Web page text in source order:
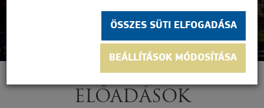
ELŐADÁSOK
ÖSSZES SÜTI ELFOGADÁSA
BEÁLLÍTÁSOK MÓDOSÍTÁSA